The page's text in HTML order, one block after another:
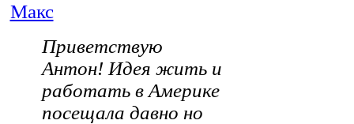
Макс
Приветствую
Антон! Идея жить и
работать в Америке
посещала давно но